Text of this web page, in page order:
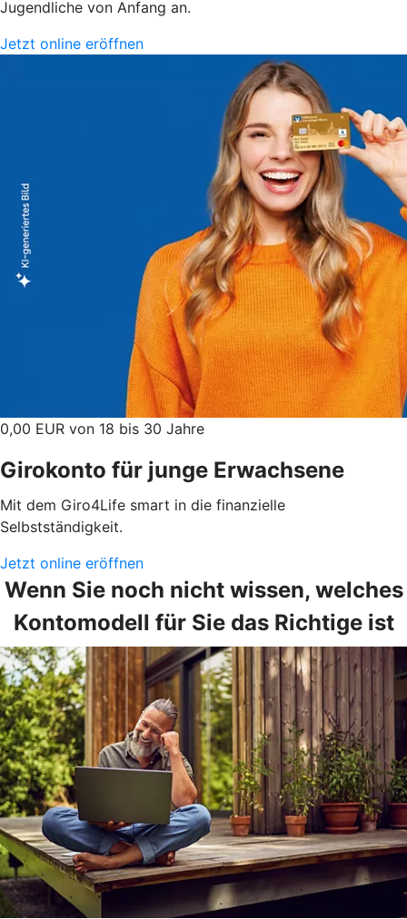
Jugendliche von Anfang an.
Jetzt online eröffnen
0,00 EUR von 18 bis 30 Jahre
Girokonto für junge Erwachsene
Mit dem Giro4Life smart in die finanzielle
Selbstständigkeit.
Jetzt online eröffnen
Wenn Sie noch nicht wissen, welches
Kontomodell für Sie das Richtige ist